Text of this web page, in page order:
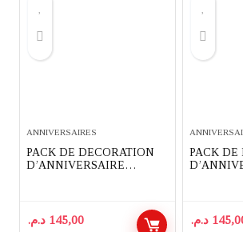
ANNIVERSAIRES
PACK DE DECORATION
D’ANNIVERSAIRE
145,00 د.م.
PACK DE
د.م.